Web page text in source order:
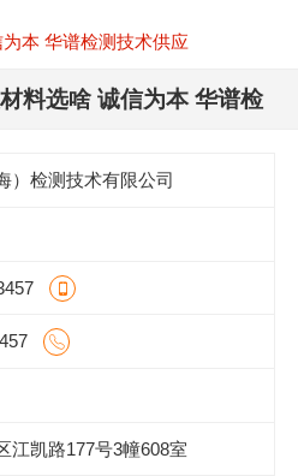
本 华谱检测技术供应
料选啥 诚信为本 华谱检
）检测技术有限公司
江凯路177号3幢608室